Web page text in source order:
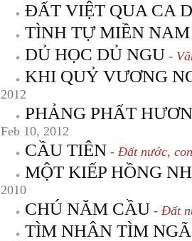
ĐẤT VIỆT QUA CA
TÌNH TỰ MIỀN NAM
DỦ HỌC DỦ NGU -
KHI QUỶ VƯƠNG
2012
PHẢNG PHẤT
Feb 10, 2012
CẦU TIÊN - Đất nước,
MỘT KIẾP HỒNG
2010
CHÚ NĂM CẦU - Đất
TÌM NHÂN TÌM